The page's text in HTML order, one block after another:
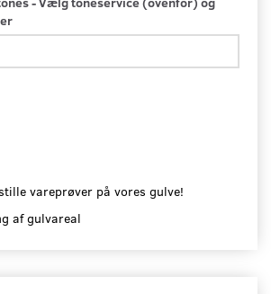
vareprøver på vores gulve!
af gulvareal